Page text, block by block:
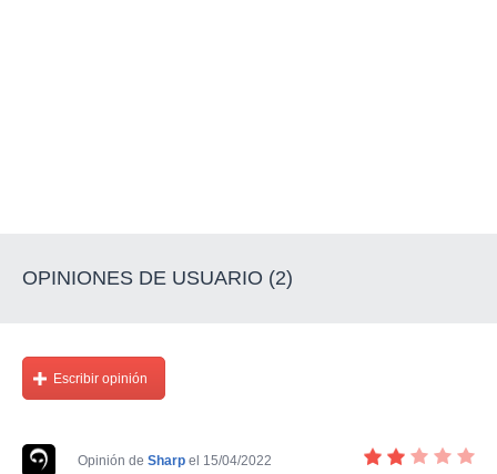
OPINIONES DE USUARIO (2)
Escribir opinión
Opinión de Sharp el 15/04/2022